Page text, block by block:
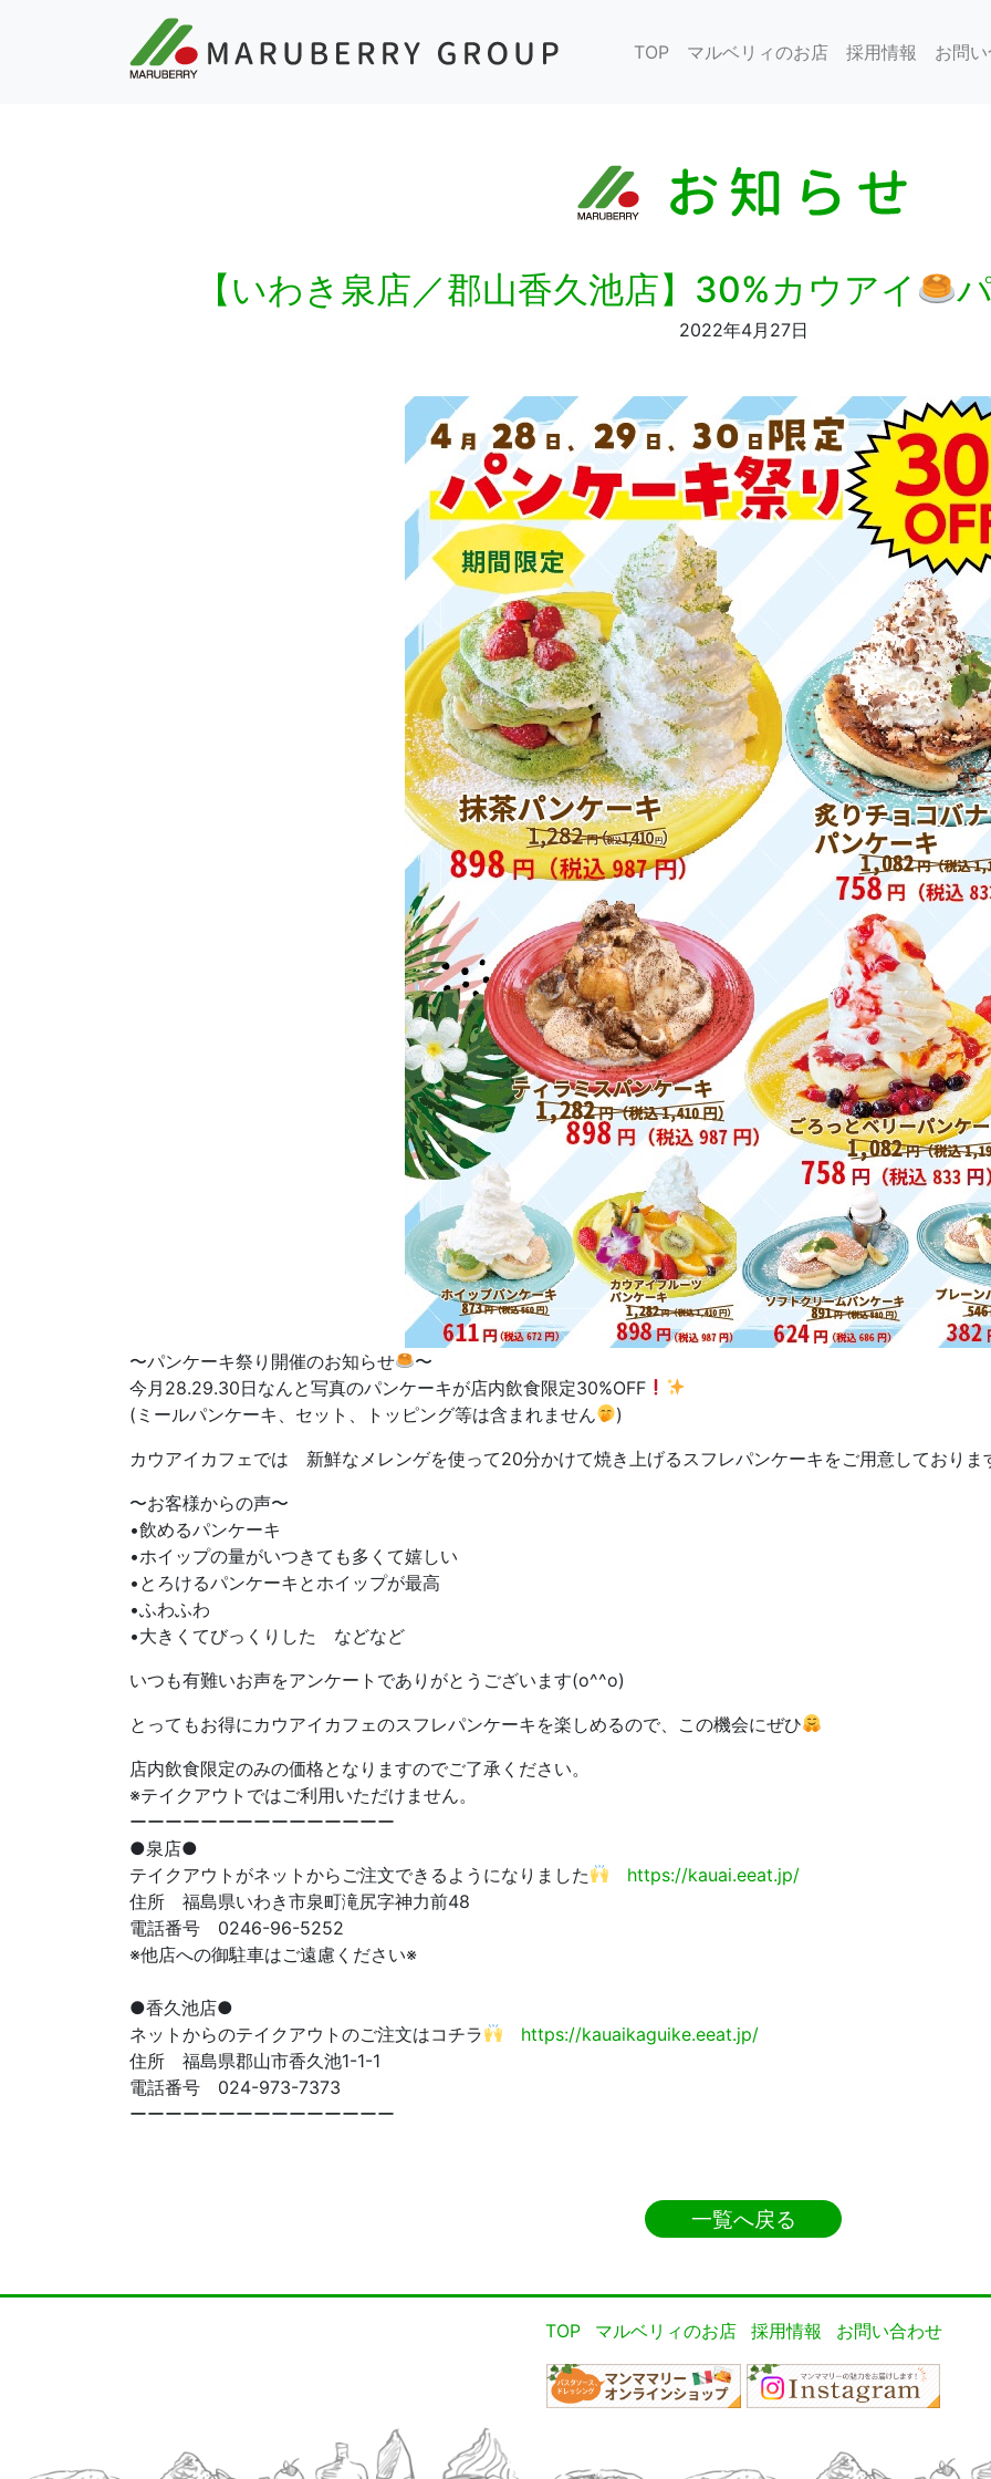
TOP マルベリィのお店 採用情報 お問
【いわき泉店／郡山香久池店】30%カウアイ
2022年4月27日
〜パンケーキ祭り開催のお知らせ
〜
今月28.29.30日なんと写真のパンケーキが店内飲食限定30%OFF
(ミールパンケーキ、セット、トッピング等は含まれません
)
カウアイカフェでは 新鮮なメレンゲを使って20分かけて焼き上げるスフレパンケーキをご用意しておりま
〜お客様からの声〜
•飲めるパンケーキ
•ホイップの量がいつきても多くて嬉しい
•とろけるパンケーキとホイップが最高
•ふわふわ
•大きくてびっくりした などなど
いつも有難いお声をアンケートでありがとうございます(o^^o)
とってもお得にカウアイカフェのスフレパンケーキを楽しめるので、この機会にぜひ
店内飲食限定のみの価格となりますのでご了承ください。
※テイクアウトではご利用いただけません。
ーーーーーーーーーーーーーーー
●泉店●
テイクアウトがネットからご注文できるようになりました
https://kauai.eeat.jp/
住所 福島県いわき市泉町滝尻字神力前48
電話番号 0246-96-5252
※他店への御駐車はご遠慮ください※
●香久池店●
ネットからのテイクアウトのご注文はコチラ
https://kauaikaguike.eeat.jp/
住所 福島県郡山市香久池1-1-1
電話番号 024-973-7373
ーーーーーーーーーーーーーーー
一覧へ戻る
TOP マルベリィのお店 採用情報 お問い合わせ